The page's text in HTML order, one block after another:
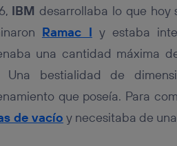
IBM desarrollaba lo que hoy
Ramac I y estaba
una cantidad máxima
Una bestialidad de
que poseía. Para
de vacío y necesitaba de
conecte su dispositivo y
Típicamente:
Si utilizas una
conexión de
realizará en función de las
hayan dado su
Si utilizasdatos móviles , el
únicamente en la
Puedes gestionar los